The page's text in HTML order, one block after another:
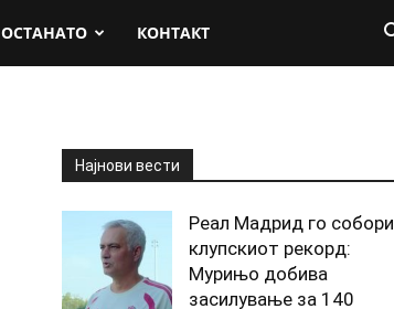
ОСТАНАТО КОНТАКТ
Најнови вести
Реал Мадрид го собори
клупскиот рекорд:
Мурињо добива
засилување за 140